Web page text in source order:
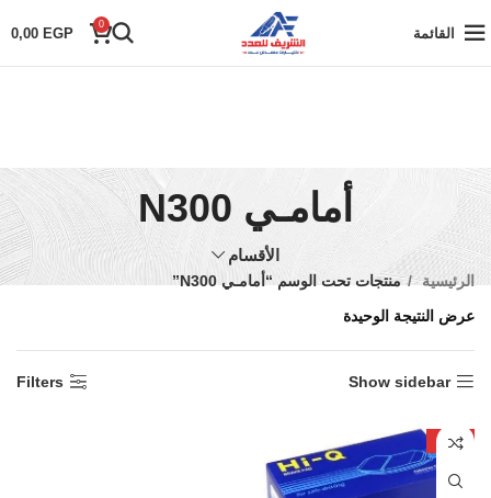
القائمة
0
0,00 EGP
أمامـي N300
الأقسام
الرئيسية
منتجات تحت الوسم “أمامـي N300”
عرض النتيجة الوحيدة
Show sidebar
Filters
-13%